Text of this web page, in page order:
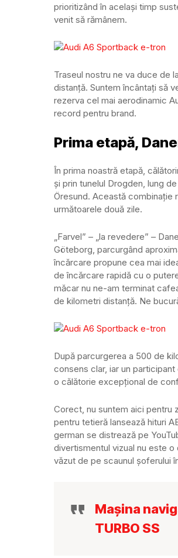
prioritizând în același timp
venit să rămânem.
Traseul nostru ne va duce de
distanță. Suntem încântați să
rezerva cel mai aerodinamic
record pentru brand.
Prima etapă,
În prima noastră etapă,
și prin tunelul Drogden, lung
Öresund. Această combinație
următoarele două zile.
„Farvel” – „la revedere” –
Göteborg, parcurgând
încărcare propune cea mai
de încărcare rapidă cu o
măcar nu ne-am terminat
de kilometri distanță. Ne
După parcurgerea a 500 de
consens clar, iar un participant
o călătorie excepțional de
Corect, nu suntem aici pentru
pentru tetieră lansează hituri
german se distrează pe
divertismentul vizual nu este
văzut de pe scaunul șoferului
Mașina
TURBO SS